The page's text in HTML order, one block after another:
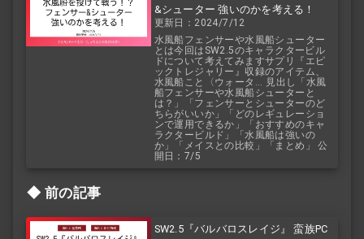
&シューター 強いのかを考える！
更新日：2024/7/12
水風船フェンサーや水風船シューター
とは今回はSW2.5のキャラクタービル
ドについて考えてみますサプリ『エピ
ックトレジャリー』収録のアイテム、
水風船こと〈ウォータ... 見出し「水風
船フェンサーや水風船シューターと
は？」「フェンサーとシューターのど
ちらがいいか」「どのレギュレーショ
ンで運用できるか」「おすすめのキャ
ラクタービルド」「水風船は強いの
か」「メイスとの比較」「まとめ」 公
開日：7/5
前の記事
SW2.5『バルバロスレイジ』 蛮族PC